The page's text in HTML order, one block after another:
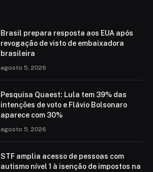
Brasil prepara resposta aos EUA após
revogação de visto de embaixadora
brasileira
agosto 5, 2026
Pesquisa Quaest: Lula tem 39% das
intenções de voto e Flávio Bolsonaro
aparece com 30%
agosto 5, 2026
STF amplia acesso de pessoas com
autismo nível 1 à isenção de impostos na